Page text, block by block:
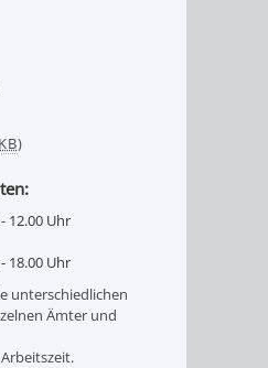
WEINHEIM
KB)
12.00 Uhr
18.00 Uhr
unterschiedlichen
Ämter und